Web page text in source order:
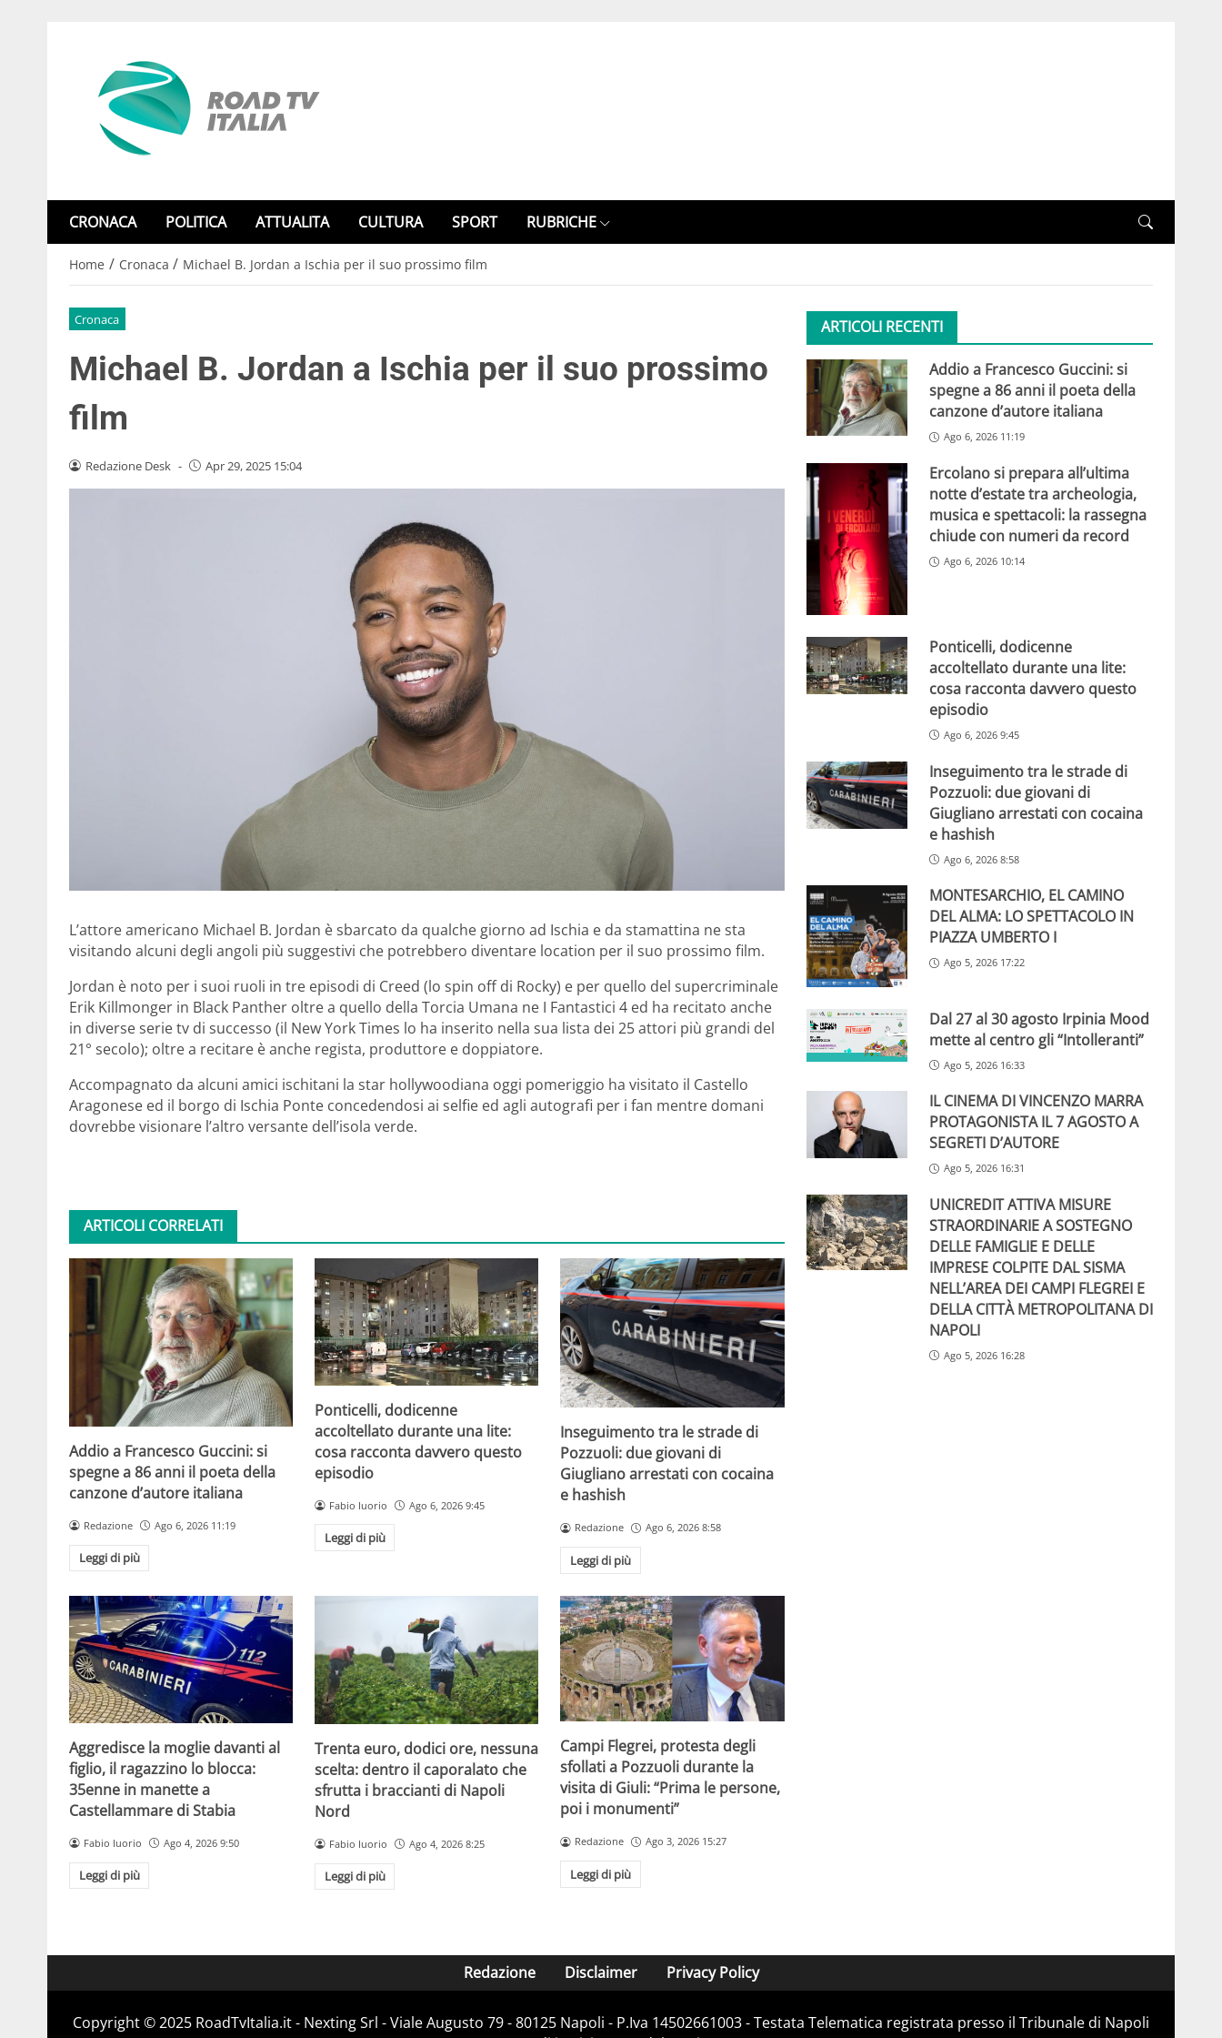
CRONACA POLITICA ATTUALITA CULTURA SPORT RUBRICHE
Home / Cronaca / Michael B. Jordan a Ischia per il suo prossimo film
Cronaca
Michael B. Jordan a Ischia per il suo prossimo
film
Redazione Desk - Apr 29, 2025 15:04
L’attore americano Michael B. Jordan è sbarcato da qualche giorno ad Ischia e da stamattina ne sta
visitando alcuni degli angoli più suggestivi che potrebbero diventare location per il suo prossimo film.
Jordan è noto per i suoi ruoli in tre episodi di Creed (lo spin off di Rocky) e per quello del supercriminale
Erik Killmonger in Black Panther oltre a quello della Torcia Umana ne I Fantastici 4 ed ha recitato anche
in diverse serie tv di successo (il New York Times lo ha inserito nella sua lista dei 25 attori più grandi del
21° secolo); oltre a recitare è anche regista, produttore e doppiatore.
Accompagnato da alcuni amici ischitani la star hollywoodiana oggi pomeriggio ha visitato il Castello
Aragonese ed il borgo di Ischia Ponte concedendosi ai selfie ed agli autografi per i fan mentre domani
dovrebbe visionare l’altro versante dell’isola verde.
ARTICOLI CORRELATI
Addio a Francesco Guccini: si
spegne a 86 anni il poeta della
canzone d’autore italiana
Redazione Ago 6, 2026 11:19
Leggi di più
Ponticelli, dodicenne
accoltellato durante una lite:
cosa racconta davvero questo
episodio
Fabio Iuorio Ago 6, 2026 9:45
Leggi di più
Inseguimento tra le strade di
Pozzuoli: due giovani di
Giugliano arrestati con cocaina
e hashish
Redazione Ago 6, 2026 8:58
Leggi di più
Aggredisce la moglie davanti al
figlio, il ragazzino lo blocca:
35enne in manette a
Castellammare di Stabia
Fabio Iuorio Ago 4, 2026 9:50
Leggi di più
Trenta euro, dodici ore, nessuna
scelta: dentro il caporalato che
sfrutta i braccianti di Napoli
Nord
Fabio Iuorio Ago 4, 2026 8:25
Leggi di più
Campi Flegrei, protesta degli
sfollati a Pozzuoli durante la
visita di Giuli: “Prima le persone,
poi i monumenti”
Redazione Ago 3, 2026 15:27
Leggi di più
ARTICOLI RECENTI
Addio a Francesco Guccini: si
spegne a 86 anni il poeta della
canzone d’autore italiana
Ago 6, 2026 11:19
Ercolano si prepara all’ultima
notte d’estate tra archeologia,
musica e spettacoli: la rassegna
chiude con numeri da record
Ago 6, 2026 10:14
Ponticelli, dodicenne
accoltellato durante una lite:
cosa racconta davvero questo
episodio
Ago 6, 2026 9:45
Inseguimento tra le strade di
Pozzuoli: due giovani di
Giugliano arrestati con cocaina
e hashish
Ago 6, 2026 8:58
MONTESARCHIO, EL CAMINO
DEL ALMA: LO SPETTACOLO IN
PIAZZA UMBERTO I
Ago 5, 2026 17:22
Dal 27 al 30 agosto Irpinia Mood
mette al centro gli “Intolleranti”
Ago 5, 2026 16:33
IL CINEMA DI VINCENZO MARRA
PROTAGONISTA IL 7 AGOSTO A
SEGRETI D’AUTORE
Ago 5, 2026 16:31
UNICREDIT ATTIVA MISURE
STRAORDINARIE A SOSTEGNO
DELLE FAMIGLIE E DELLE
IMPRESE COLPITE DAL SISMA
NELL’AREA DEI CAMPI FLEGREI E
DELLA CITTÀ METROPOLITANA DI
NAPOLI
Ago 5, 2026 16:28
Redazione Disclaimer Privacy Policy
Copyright ©️ 2025 RoadTvItalia.it - Nexting Srl - Viale Augusto 79 - 80125 Napoli - P.Iva 14502661003 - Testata Telematica registrata presso il Tribunale di Napoli